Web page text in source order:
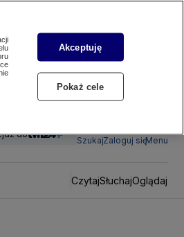
do
SzukajZaloguj sięMenu
CzytajSłuchajOglądaj
Akceptuję
Pokaż cele